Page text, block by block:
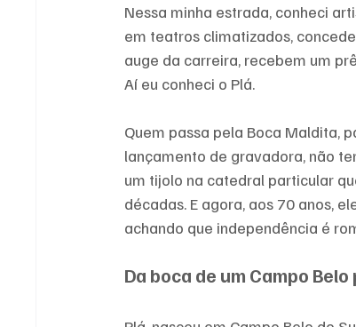
Nessa minha estrada, conheci
em teatros climatizados,
auge da carreira, recebem um
Aí eu conheci o Plá.
Quem passa pela Boca Maldita,
lançamento de gravadora, não
um tijolo na catedral particular
décadas. E agora, aos 70 anos,
achando que independência é
Da boca de um Campo